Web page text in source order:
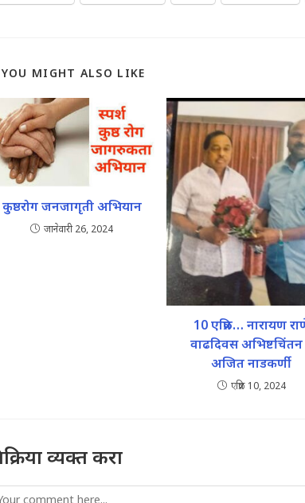
YOU MIGHT ALSO LIKE
कुष्ठरोग जनजागृती अभियान
जानेवारी 26, 2024
10 एप्रिल… नारायण
वाढदिवस अभिष्टचिंतन
अजित नाडकर्णी
एप्रिल 10, 2024
व्यक्त करा